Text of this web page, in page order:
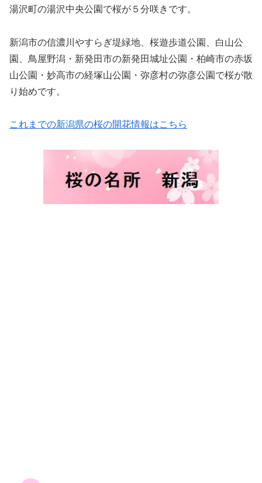
湯沢町の湯沢中央公園で桜が５分咲きです。
新潟市の信濃川やすらぎ堤緑地、桜遊歩道公園、白山公
園、鳥屋野潟・新発田市の新発田城址公園・柏崎市の赤坂
山公園・妙高市の経塚山公園・弥彦村の弥彦公園で桜が散
り始めです。
これまでの新潟県の桜の開花情報はこちら